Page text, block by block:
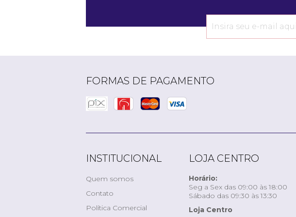
FORMAS DE PAGAMENTO
INSTITUCIONAL
Quem somos
Contato
Política Comercial
LOJA CENTRO
Horário:
Seg a Sex das 09:00 às 18:00
Sábado das 09:30 às 13:30
Loja Centro